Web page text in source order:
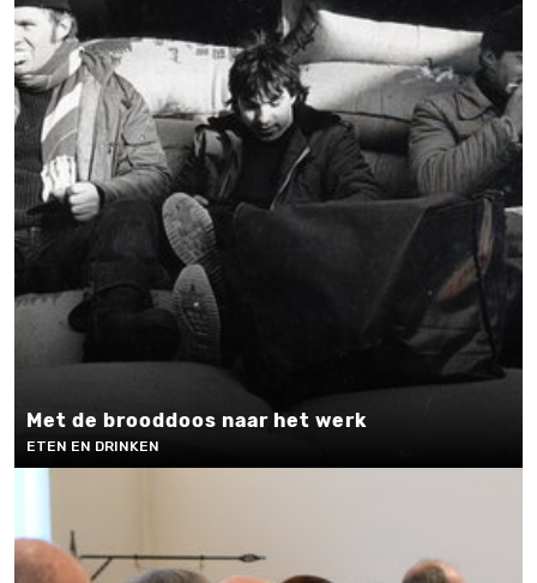
Met de brooddoos naar het werk
ETEN EN DRINKEN